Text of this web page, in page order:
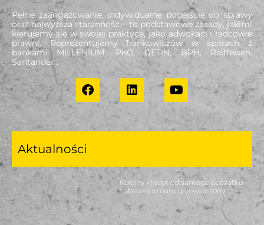
Pełne zaangażowanie, indywidualne podejście do sprawy
oraz najwyższa staranność – to podstawowe zasady, jakimi
kierujemy się w swojej praktyce, jako adwokaci i radcowie
prawni. Reprezentujemy frankowiczów w sporach z
bankami MILLENIUM, PKO, GETIN, BPH, Raiffeisen,
Santander .
Aktualności
Kolejny kredyt od samego początku
spłacany w euro unieważniony